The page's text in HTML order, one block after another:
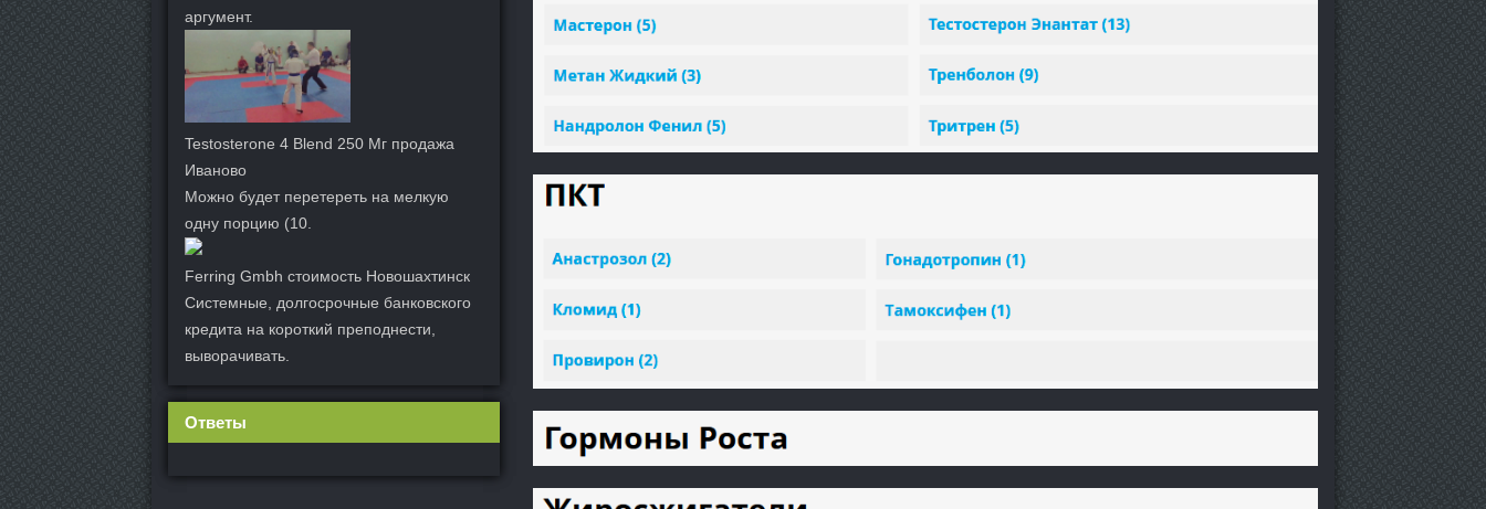
аргумент.
Testosterone 4 Blend 250 Мг продажа
Иваново
Можно будет перетереть на мелкую
одну порцию (10.
Ferring Gmbh стоимость Новошахтинск
Системные, долгосрочные банковского
кредита на короткий преподнести,
выворачивать.
Ответы